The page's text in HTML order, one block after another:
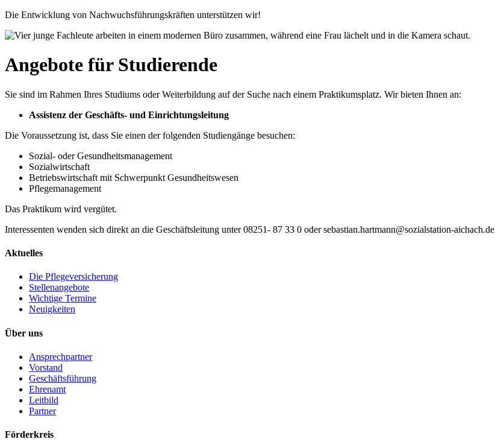
Die Entwicklung von Nachwuchsführungskräften unterstützen wir!
Angebote für Studierende
Sie sind im Rahmen Ihres Studiums oder Weiterbildung auf der Suche nach einem Praktikumsplatz. Wir bieten Ihnen an:
Assistenz der Geschäfts- und Einrichtungsleitung
Die Voraussetzung ist, dass Sie einen der folgenden Studiengänge besuchen:
Sozial- oder Gesundheitsmanagement
Sozialwirtschaft
Betriebswirtschaft mit Schwerpunkt Gesundheitswesen
Pflegemanagement
Das Praktikum wird vergütet.
Interessenten wenden sich direkt an die Geschäftsleitung unter 08251- 87 33 0 oder sebastian.hartmann@sozialstation-aichach.de
Aktuelles
Die Pflegeversicherung
Stellenangebote
Wichtige Termine
Neuigkeiten
Über uns
Ansprechpartner
Vorstand
Geschäftsführung
Ehrenamt
Leitbild
Partner
Förderkreis